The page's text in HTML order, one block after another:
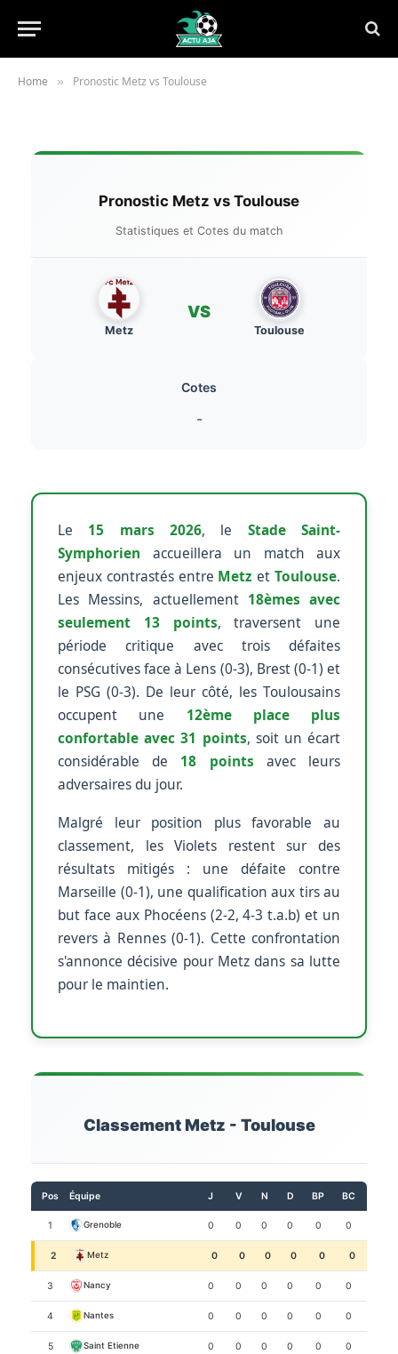
Home » Pronostic Metz vs Toulouse
Pronostic Metz vs Toulouse
Statistiques et Cotes du match
Metz
VS
Toulouse
Cotes
-
Le 15 mars 2026, le Stade Saint-
Symphorien accueillera un match aux
enjeux contrastés entre Metz etToulouse.
Les Messins, actuellement 18èmes avec
seulement 13 points, traversent une
période critique avec trois défaites
consécutives face à Lens (0-3), Brest (0-1) et
le PSG (0-3). De leur côté, les Toulousains
occupent une 12ème place plus
confortable avec 31 points, soit un écart
considérable de 18 points avec leurs
adversaires du jour.
Malgré leur position plus favorable au
classement, les Violets restent sur des
résultats mitigés : une défaite contre
Marseille (0-1), une qualification aux tirs au
but face aux Phocéens (2-2, 4-3 t.a.b) et un
revers à Rennes (0-1). Cette confrontation
s'annonce décisive pour Metz dans sa lutte
pour le maintien.
Classement Metz - Toulouse
Pos Équipe J V N D BP BC
1 Grenoble 0 0 0 0 0 0
2 Metz 0 0 0 0 0 0
3 Nancy 0 0 0 0 0 0
4 Nantes 0 0 0 0 0 0
5 Saint Etienne 0 0 0 0 0 0